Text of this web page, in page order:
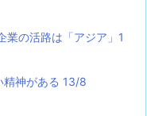
業の活路は「アジア」1
精神がある 13/8